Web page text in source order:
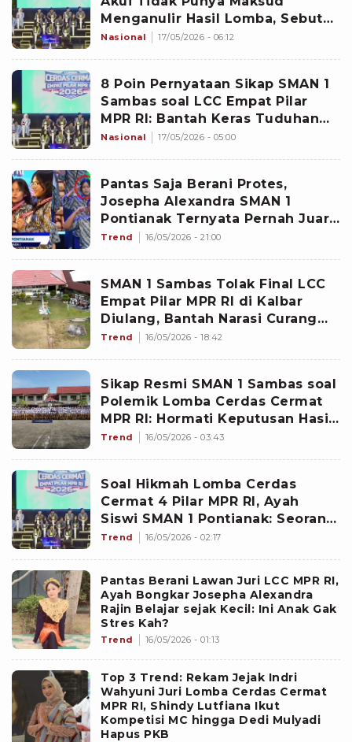
Menganulir Hasil Lomba, Sebut
Hanya Ingin Dapat Kejelasan
Nasional 17/05/2026 - 06:12
8 Poin Pernyataan Sikap SMAN 1
Sambas soal LCC Empat Pilar
MPR RI: Bantah Keras Tuduhan
Penyuapan dan Nepotisme
Nasional 17/05/2026 - 05:00
Pantas Saja Berani Protes,
Josepha Alexandra SMAN 1
Pontianak Ternyata Pernah Juara
1 LCC Kalbar hingga Lolos
Trend 16/05/2026 - 21:00
SMAN 1 Sambas Tolak Final LCC
Empat Pilar MPR RI di Kalbar
Diulang, Bantah Narasi Curang
dan Setting Kemenangan
Trend 16/05/2026 - 18:42
Sikap Resmi SMAN 1 Sambas soal
Polemik Lomba Cerdas Cermat
MPR RI: Hormati Keputusan Hasil
Penyelenggaraan LCC
Trend 16/05/2026 - 03:43
Soal Hikmah Lomba Cerdas
Cermat 4 Pilar MPR RI, Ayah
Siswi SMAN 1 Pontianak: Seorang
Anak Gagah Suarakan Keadilan
Trend 16/05/2026 - 02:17
Pantas Berani Lawan Juri LCC MPR RI,
Ayah Bongkar Josepha Alexandra
Rajin Belajar sejak Kecil: Ini Anak Gak
Stres Kah?
Trend 16/05/2026 - 01:13
Top 3 Trend: Rekam Jejak Indri
Wahyuni Juri Lomba Cerdas Cermat
MPR RI, Shindy Lutfiana Ikut
Kompetisi MC hingga Dedi Mulyadi
Hapus PKB